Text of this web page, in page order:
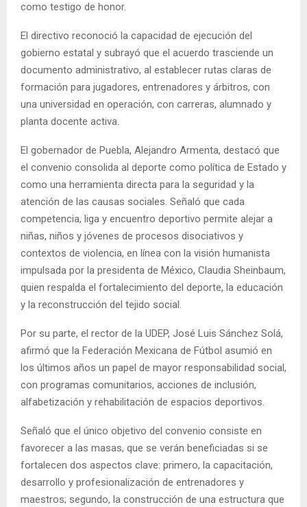
como testigo de honor.
El directivo reconoció la capacidad de ejecución del
gobierno estatal y subrayó que el acuerdo trasciende un
documento administrativo, al establecer rutas claras de
formación para jugadores, entrenadores y árbitros, con
una universidad en operación, con carreras, alumnado y
planta docente activa.
El gobernador de Puebla, Alejandro Armenta, destacó que
el convenio consolida al deporte como política de Estado y
como una herramienta directa para la seguridad y la
atención de las causas sociales. Señaló que cada
competencia, liga y encuentro deportivo permite alejar a
niñas, niños y jóvenes de procesos disociativos y
contextos de violencia, en línea con la visión humanista
impulsada por la presidenta de México, Claudia Sheinbaum,
quien respalda el fortalecimiento del deporte, la educación
y la reconstrucción del tejido social.
Por su parte, el rector de la UDEP, José Luis Sánchez Solá,
afirmó que la Federación Mexicana de Fútbol asumió en
los últimos años un papel de mayor responsabilidad social,
con programas comunitarios, acciones de inclusión,
alfabetización y rehabilitación de espacios deportivos.
Señaló que el único objetivo del convenio consiste en
favorecer a las masas, que se verán beneficiadas si se
fortalecen dos aspectos clave: primero, la capacitación,
desarrollo y profesionalización de entrenadores y
maestros; segundo, la construcción de una estructura que